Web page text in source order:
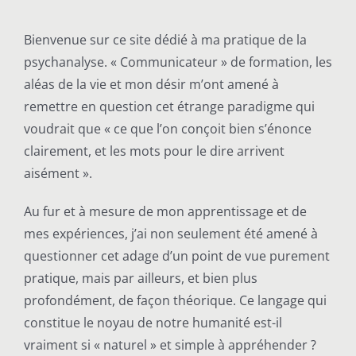
Bienvenue sur ce site dédié à ma pratique de la
psychanalyse. « Communicateur » de formation, les
aléas de la vie et mon désir m’ont amené à
remettre en question cet étrange paradigme qui
voudrait que « ce que l’on conçoit bien s’énonce
clairement, et les mots pour le dire arrivent
aisément ».
Au fur et à mesure de mon apprentissage et de
mes expériences, j’ai non seulement été amené à
questionner cet adage d’un point de vue purement
pratique, mais par ailleurs, et bien plus
profondément, de façon théorique. Ce langage qui
constitue le noyau de notre humanité est-il
vraiment si « naturel » et simple à appréhender ?